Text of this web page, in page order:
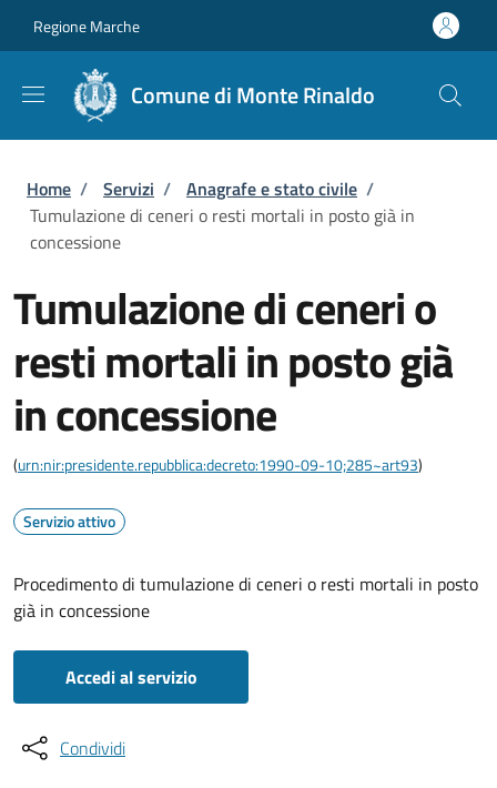
Regione Marche
Comune di Monte Rinaldo
Briciole di pane
Home / Servizi / Anagrafe e stato civile /
Tumulazione di ceneri o resti mortali in posto già in
concessione
Tumulazione di ceneri o
resti mortali in posto già
in concessione
(urn:nir:presidente.repubblica:decreto:1990-09-10;285~art93)
Servizio attivo
Procedimento di tumulazione di ceneri o resti mortali in posto
già in concessione
Accedi al servizio
Condividi